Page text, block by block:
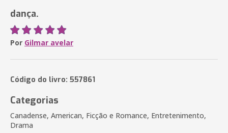
dança.
Por Gilmar avelar
Código do livro: 557861
Categorias
Canadense, American, Ficção e Romance, Entretenimento,
Drama